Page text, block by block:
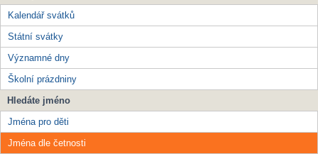
Kalendář svátků
Státní svátky
Významné dny
Školní prázdniny
Hledáte jméno
Jména pro děti
Jména dle četnosti